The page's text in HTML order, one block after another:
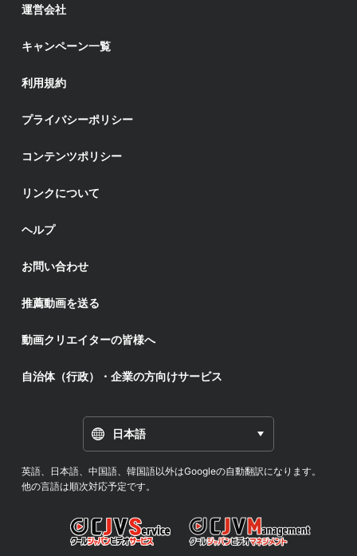
運営会社
キャンペーン一覧
利用規約
プライバシーポリシー
コンテンツポリシー
リンクについて
ヘルプ
お問い合わせ
推薦動画を送る
動画クリエイターの皆様へ
自治体（行政）・企業の方向けサービス
日本語
英語、日本語、中国語、韓国語以外はGoogleの自動翻訳になります。
他の言語は順次対応予定です。